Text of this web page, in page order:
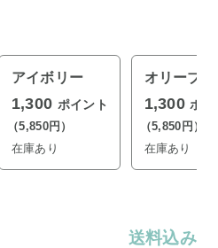
アイボリー
1,300 ポイント
（5,850円）
在庫あり
オリーブ
1,300 ポ
（5,850円）
在庫あり
送料込み